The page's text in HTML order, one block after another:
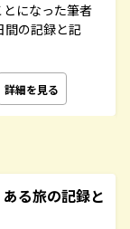
になった筆者
間の記録と記
詳細を見る
る旅の記録と